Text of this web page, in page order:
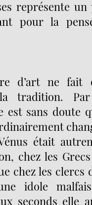
représente un
pour la
d’art ne fait
tradition.
sans doute
était
chez les
chez les
idole
seconds elle